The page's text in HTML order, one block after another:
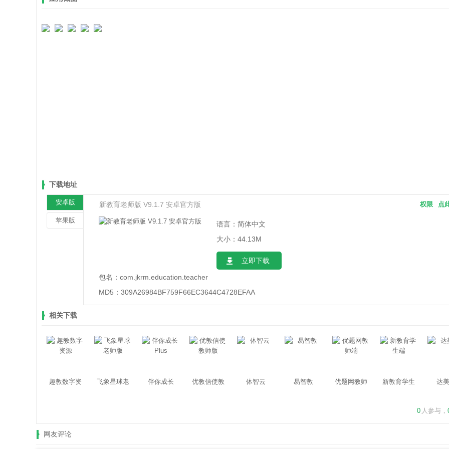
下载地址
安卓版
苹果版
新教育老师版 V9.1.7 安卓官方版 点
权限
语言：简体中文
大小：44.13M
立即下载
包名： com.jkrm.education.teacher
MD5： 309A26984BF759F66EC3644C4728EFAA
相关下载
趣教数字资
飞象星球老
伴你成长
优教信使教
体智云 易智教
优题网教师
新教育学生
达
0 人参与，
网友评论